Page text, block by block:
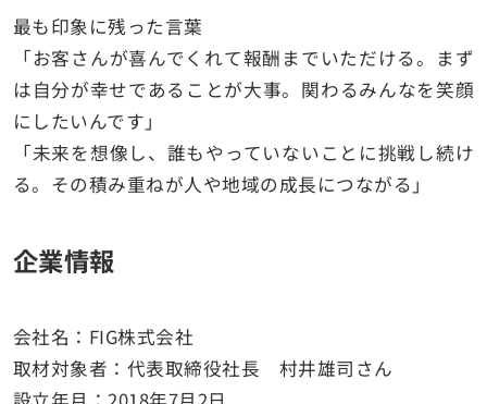
最も印象に残った言葉
「お客さんが喜んでくれて報酬までいただける。まず
は自分が幸せであることが大事。関わるみんなを笑顔
にしたいんです」
「未来を想像し、誰もやっていないことに挑戦し続け
る。その積み重ねが人や地域の成長につながる」
企業情報
会社名：FIG株式会社
取材対象者：代表取締役社長 村井雄司さん